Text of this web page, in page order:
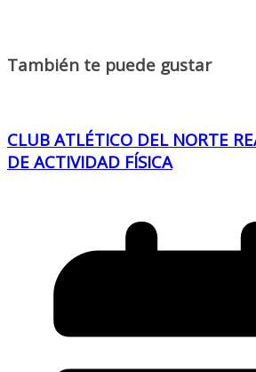
También te puede gustar
CLUB ATLÉTICO DEL NORTE
DE ACTIVIDAD FÍSICA